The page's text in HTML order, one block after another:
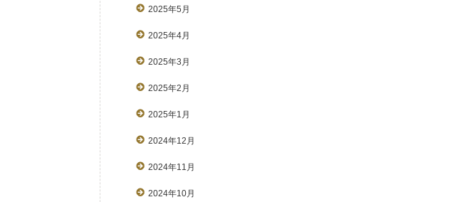
2025年5月
2025年4月
2025年3月
2025年2月
2025年1月
2024年12月
2024年11月
2024年10月